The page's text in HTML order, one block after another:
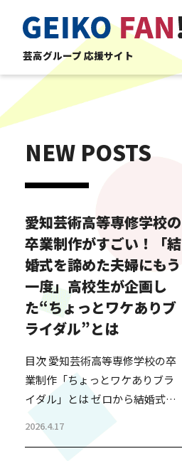
芸高グループ 応援サイト
NEW POSTS
愛知芸術高等専修学校の
卒業制作がすごい！「結
婚式を諦めた夫婦にもう
一度」高校生が企画し
た“ちょっとワケありブ
ライダル”とは
目次 愛知芸術高等専修学校の卒
業制作「ちょっとワケありブラ
イダル」とは ゼロから結婚式を
2026.4.17